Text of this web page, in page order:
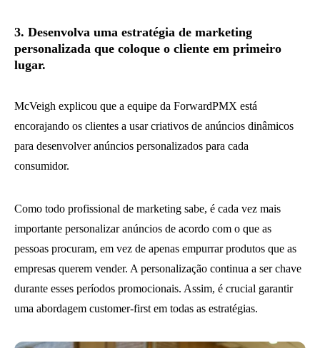
3. Desenvolva uma estratégia de marketing
personalizada que coloque o cliente em primeiro
lugar.
McVeigh explicou que a equipe da ForwardPMX está
encorajando os clientes a usar criativos de anúncios dinâmicos
para desenvolver anúncios personalizados para cada
consumidor.
Como todo profissional de marketing sabe, é cada vez mais
importante personalizar anúncios de acordo com o que as
pessoas procuram, em vez de apenas empurrar produtos que as
empresas querem vender. A personalização continua a ser chave
durante esses períodos promocionais. Assim, é crucial garantir
uma abordagem customer-first em todas as estratégias.